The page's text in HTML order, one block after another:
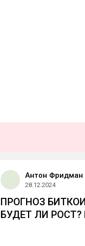
Антон Фридман
28.12.2024
ПРОГНОЗ
БУДЕТ ЛИ РОСТ?